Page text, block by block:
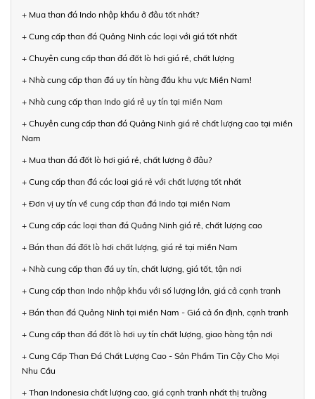
+ Mua than đá Indo nhập khẩu ở đâu tốt nhất?
+ Cung cấp than đá Quảng Ninh các loại với giá tốt nhất
+ Chuyên cung cấp than đá đốt lò hơi giá rẻ, chất lượng
+ Nhà cung cấp than đá uy tín hàng đầu khu vực Miền Nam!
+ Nhà cung cấp than Indo giá rẻ uy tín tại miền Nam
+ Chuyên cung cấp than đá Quảng Ninh giá rẻ chất lượng cao tại miền
Nam
+ Mua than đá đốt lò hơi giá rẻ, chất lượng ở đâu?
+ Cung cấp than đá các loại giá rẻ với chất lượng tốt nhất
+ Đơn vị uy tín về cung cấp than đá Indo tại miền Nam
+ Cung cấp các loại than đá Quảng Ninh giá rẻ, chất lượng cao
+ Bán than đá đốt lò hơi chất lượng, giá rẻ tại miền Nam
+ Nhà cung cấp than đá uy tín, chất lượng, giá tốt, tận nơi
+ Cung cấp than Indo nhập khẩu với số lượng lớn, giá cả cạnh tranh
+ Bán than đá Quảng Ninh tại miền Nam - Giá cả ổn định, cạnh tranh
+ Cung cấp than đá đốt lò hơi uy tín chất lượng, giao hàng tận nơi
+ Cung Cấp Than Đá Chất Lượng Cao - Sản Phẩm Tin Cậy Cho Mọi
Nhu Cầu
+ Than Indonesia chất lượng cao, giá cạnh tranh nhất thị trường